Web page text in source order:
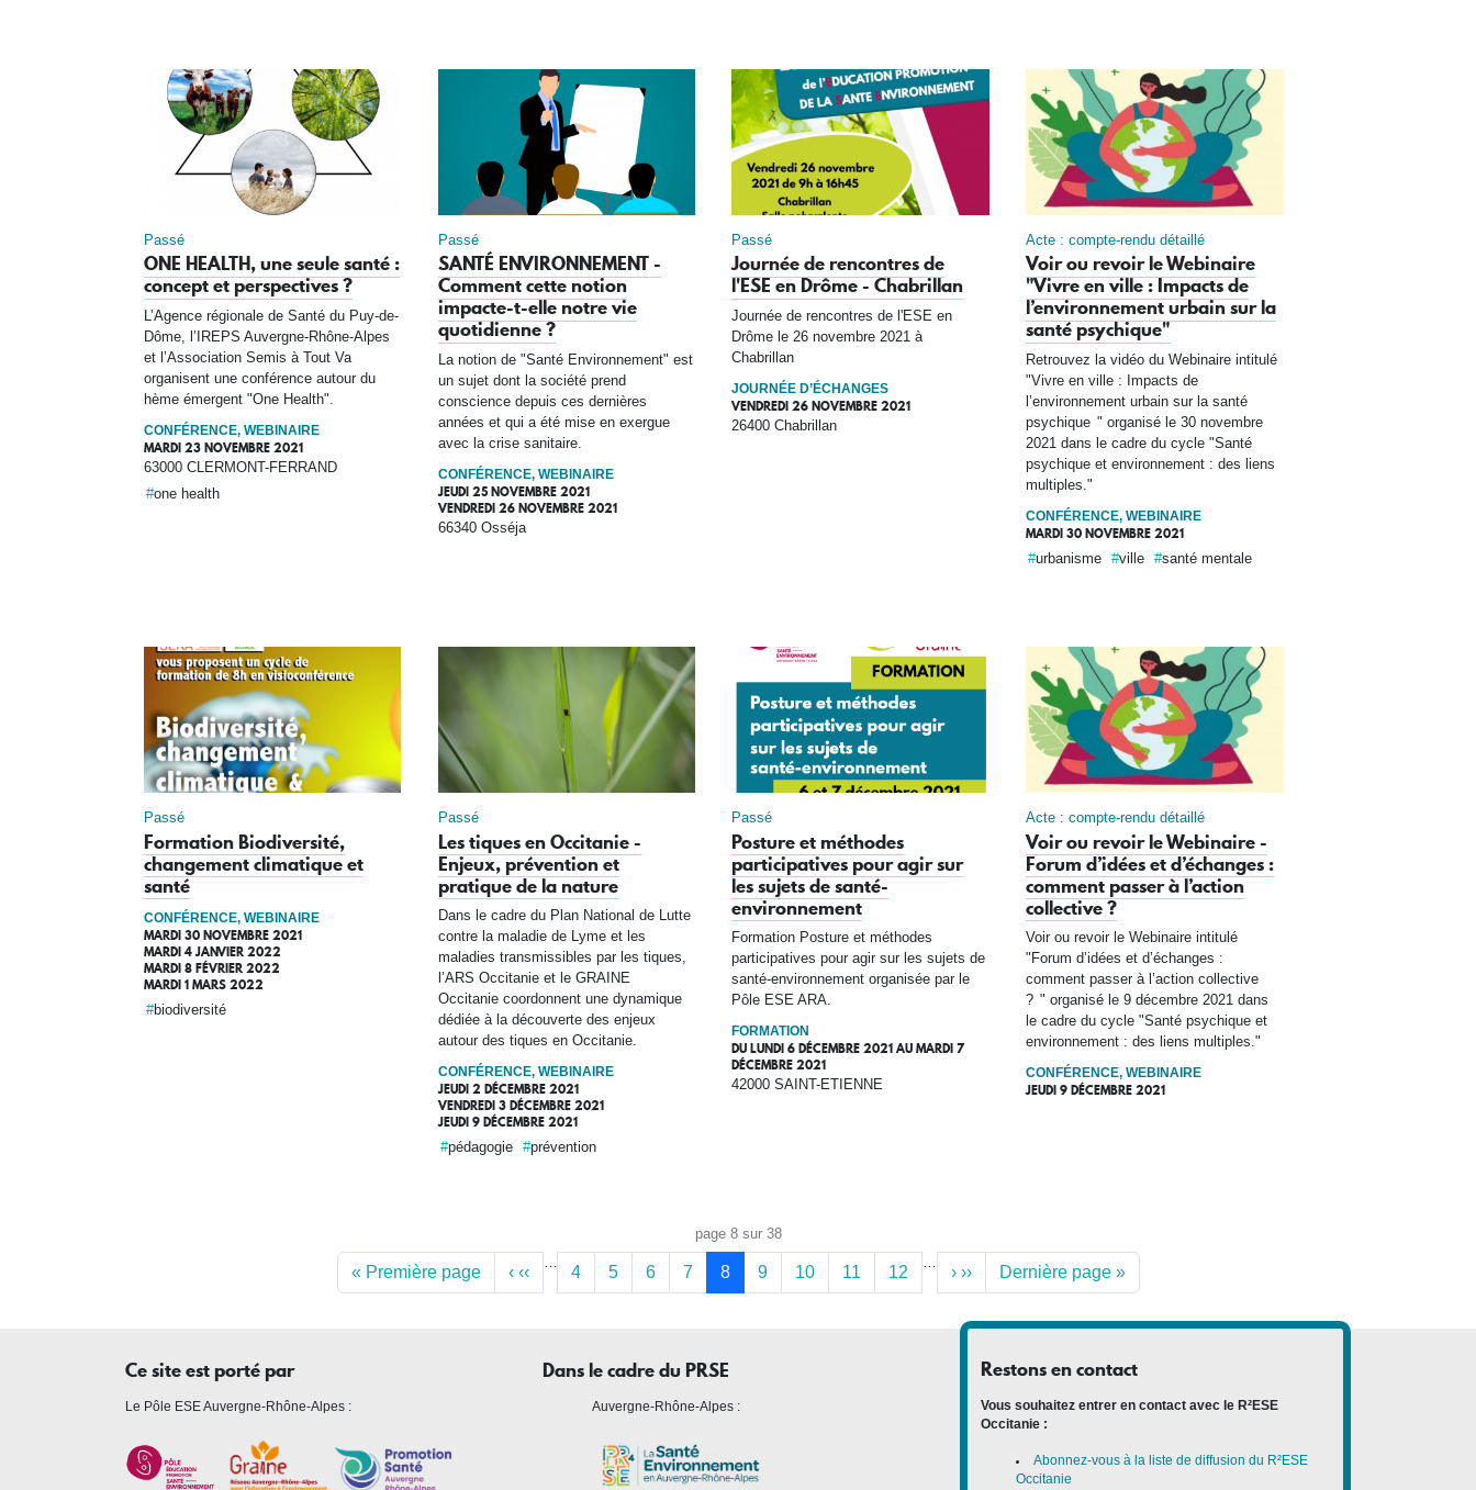
Passé
ONE HEALTH, une seule santé :
concept et perspectives ?
L’Agence régionale de Santé du Puy-de-
Dôme, l’IREPS Auvergne-Rhône-Alpes
et l’Association Semis à Tout Va
organisent une conférence autour du
hème émergent "One Health".
CONFÉRENCE, WEBINAIRE
MARDI 23 NOVEMBRE 2021
63000 CLERMONT-FERRAND
one health
Passé
SANTÉ ENVIRONNEMENT -
Comment cette notion
impacte-t-elle notre vie
quotidienne ?
La notion de "Santé Environnement" est
un sujet dont la société prend
conscience depuis ces dernières
années et qui a été mise en exergue
avec la crise sanitaire.
CONFÉRENCE, WEBINAIRE
JEUDI 25 NOVEMBRE 2021
VENDREDI 26 NOVEMBRE 2021
66340 Osséja
Passé
Journée de rencontres de
l'ESE en Drôme - Chabrillan
Journée de rencontres de l'ESE en
Drôme le 26 novembre 2021 à
Chabrillan
JOURNÉE D’ÉCHANGES
VENDREDI 26 NOVEMBRE 2021
26400 Chabrillan
Acte : compte-rendu détaillé
Voir ou revoir le Webinaire
"Vivre en ville : Impacts de
l’environnement urbain sur la
santé psychique"
Retrouvez la vidéo du Webinaire intitulé
"Vivre en ville : Impacts de
l’environnement urbain sur la santé
psychique " organisé le 30 novembre
2021 dans le cadre du cycle "Santé
psychique et environnement : des liens
multiples."
CONFÉRENCE, WEBINAIRE
MARDI 30 NOVEMBRE 2021
urbanisme ville santé mentale
Passé
Formation Biodiversité,
changement climatique et
santé
CONFÉRENCE, WEBINAIRE
MARDI 30 NOVEMBRE 2021
MARDI 4 JANVIER 2022
MARDI 8 FÉVRIER 2022
MARDI 1 MARS 2022
biodiversité
Passé
Les tiques en Occitanie -
Enjeux, prévention et
pratique de la nature
Dans le cadre du Plan National de Lutte
contre la maladie de Lyme et les
maladies transmissibles par les tiques,
l’ARS Occitanie et le GRAINE
Occitanie coordonnent une dynamique
dédiée à la découverte des enjeux
autour des tiques en Occitanie.
CONFÉRENCE, WEBINAIRE
JEUDI 2 DÉCEMBRE 2021
VENDREDI 3 DÉCEMBRE 2021
JEUDI 9 DÉCEMBRE 2021
pédagogie prévention
Passé
Posture et méthodes
participatives pour agir sur
les sujets de santé-
environnement
Formation Posture et méthodes
participatives pour agir sur les sujets de
santé-environnement organisée par le
Pôle ESE ARA.
FORMATION
DULUNDI 6 DÉCEMBRE 2021AUMARDI 7
DÉCEMBRE 2021
42000 SAINT-ETIENNE
Acte : compte-rendu détaillé
Voir ou revoir le Webinaire -
Forum d’idées et d’échanges :
comment passer à l’action
collective ?
Voir ou revoir le Webinaire intitulé
"Forum d’idées et d’échanges :
comment passer à l’action collective
? " organisé le 9 décembre 2021 dans
le cadre du cycle "Santé psychique et
environnement : des liens multiples."
CONFÉRENCE, WEBINAIRE
JEUDI 9 DÉCEMBRE 2021
page 8 sur 38
« Première page ‹ ‹‹ 4 5 6 7 8 9 10 11 12 › ›› Dernière page »
Ce site est porté par
Le Pôle ESE Auvergne-Rhône-Alpes :
Dans le cadre du PRSE
Auvergne-Rhône-Alpes :
Restons en contact
Vous souhaitez entrer en contact avec le R²ESE
Occitanie :
Abonnez-vous à la liste de diffusion du R²ESE
Occitanie